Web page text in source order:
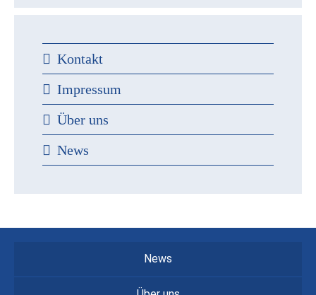
Kontakt
Impressum
Über uns
News
News